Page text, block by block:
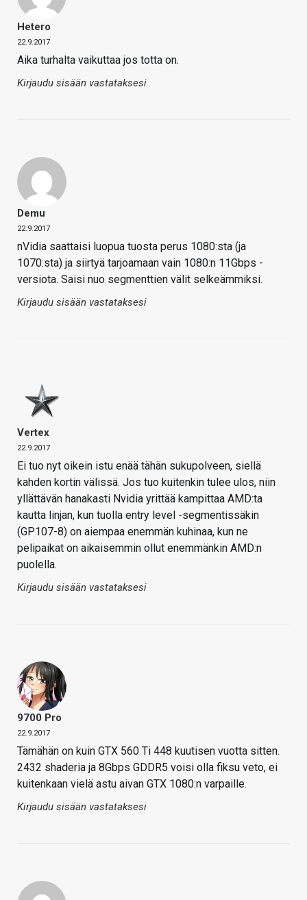
Hetero
22.9.2017
Aika turhalta vaikuttaa jos totta on.
Kirjaudu sisään vastataksesi
Demu
22.9.2017
nVidia saattaisi luopua tuosta perus 1080:sta (ja
1070:sta) ja siirtyä tarjoamaan vain 1080:n 11Gbps -
versiota. Saisi nuo segmenttien välit selkeämmiksi.
Kirjaudu sisään vastataksesi
Vertex
22.9.2017
Ei tuo nyt oikein istu enää tähän sukupolveen, siellä
kahden kortin välissä. Jos tuo kuitenkin tulee ulos, niin
yllättävän hanakasti Nvidia yrittää kampittaa AMD:ta
kautta linjan, kun tuolla entry level -segmentissäkin
(GP107-8) on aiempaa enemmän kuhinaa, kun ne
pelipaikat on aikaisemmin ollut enemmänkin AMD:n
puolella.
Kirjaudu sisään vastataksesi
9700 Pro
22.9.2017
Tämähän on kuin GTX 560 Ti 448 kuutisen vuotta sitten.
2432 shaderia ja 8Gbps GDDR5 voisi olla fiksu veto, ei
kuitenkaan vielä astu aivan GTX 1080:n varpaille.
Kirjaudu sisään vastataksesi